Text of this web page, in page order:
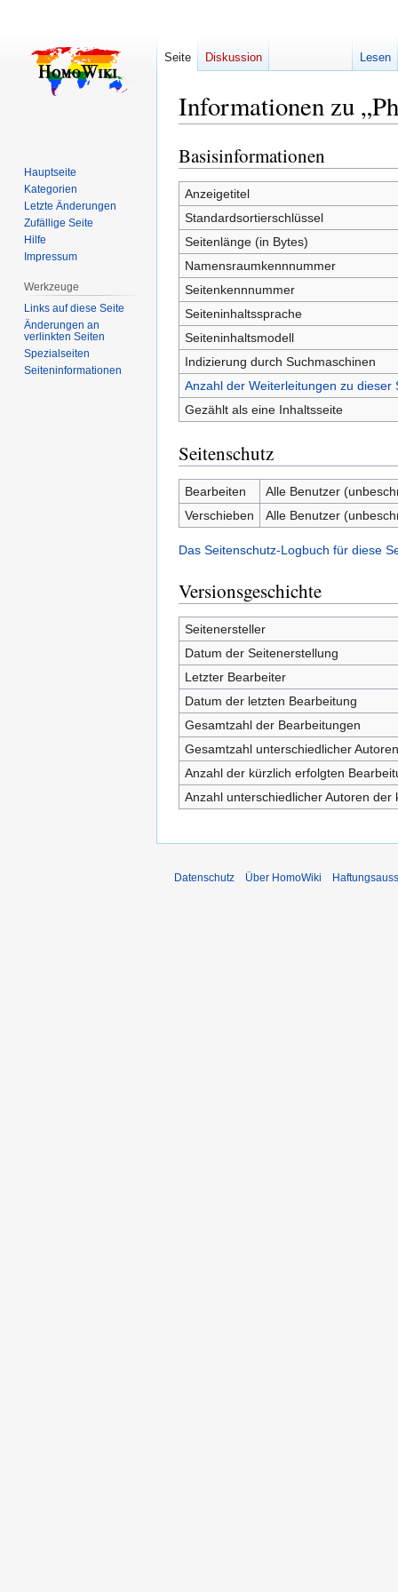
Informationen zu
Zur
Navigation
springen
Zur
Suche
springen
Basisinformationen
Anzeigetitel
Standardsortierschlüssel
Seitenlänge (in Bytes)
Namensraumkennnummer
Seitenkennnummer
Seiteninhaltssprache
Seiteninhaltsmodell
Indizierung durch Suchmaschinen
Anzahl der Weiterleitungen zu dieser
Gezählt als eine Inhaltsseite
Seitenschutz
Bearbeiten
Alle Benutzer
Verschieben
Alle Benutzer
Das Seitenschutz-Logbuch für diese
Versionsgeschichte
Seitenersteller
Datum der Seitenerstellung
Letzter Bearbeiter
Datum der letzten Bearbeitung
Gesamtzahl der Bearbeitungen
Gesamtzahl unterschiedlicher Autoren
Anzahl der kürzlich erfolgten
Anzahl unterschiedlicher Autoren
Seite Diskussion Lesen
Hauptseite
Kategorien
Letzte Änderungen
Zufällige Seite
Hilfe
Impressum
Werkzeuge
Links auf diese Seite
Änderungen an
verlinkten Seiten
Spezialseiten
Seiten­­informationen
Datenschutz Über HomoWiki